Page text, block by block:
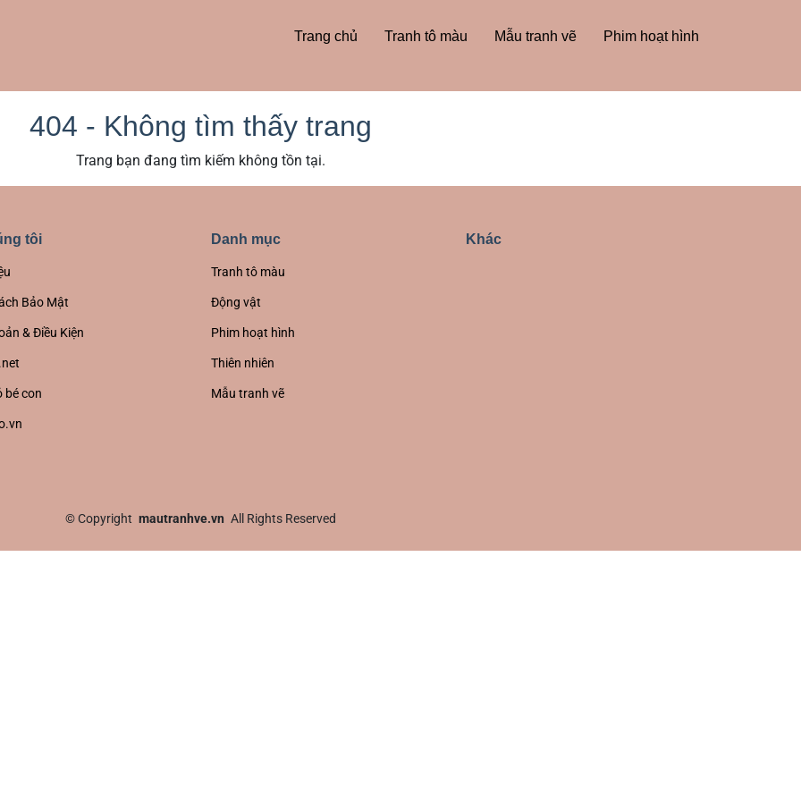
Trang chủ Tranh tô màu Mẫu tranh vẽ Phim hoạt hình
404 - Không tìm thấy trang
Trang bạn đang tìm kiếm không tồn tại.
tôi
Bảo Mật
& Điều Kiện
bé con
Danh mục
Tranh tô màu
Động vật
Phim hoạt hình
Thiên nhiên
Mẫu tranh vẽ
Khác
©Copyright mautranhve.vn All Rights Reserved